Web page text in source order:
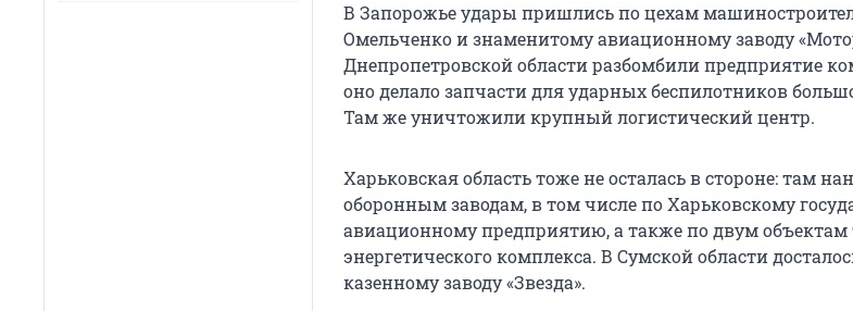
В Запорожье удары пришлись по цехам
Омельченко и знаменитому авиационному заводу
Днепропетровской области разбомбили предприятие
оно делало запчасти для ударных беспилотников
Там же уничтожили крупный логистический центр.
Харьковская область тоже не осталась в стороне: там
оборонным заводам, в том числе по Харьковскому
авиационному предприятию, а также по двум объектам
энергетического комплекса. В Сумской области
казенному заводу «Звезда».